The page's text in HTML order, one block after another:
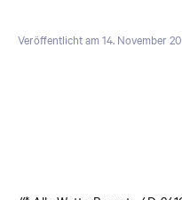
Veröffentlicht am 14. November